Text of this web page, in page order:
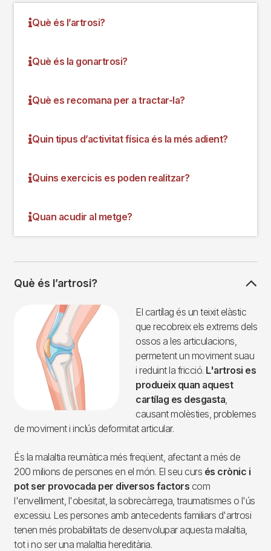
Què és l’artrosi?
Què és la gonartrosi?
Què es recomana per a tractar-la?
Quin tipus d’activitat física és la més adient?
Quins exercicis es poden realitzar?
Quan acudir al metge?
Què és l’artrosi?
El cartílag és un teixit elàstic
que recobreix els extrems dels
ossos a les articulacions,
permetent un moviment suau
i reduint la fricció. L'artrosi es
produeix quan aquest
cartílag es desgasta
causant molèsties, problemes
de moviment i inclús deformitat articular.
És la malaltia reumàtica més freqüent, afectant a més de
200 milions de persones en el món. El seu curs és crònic i
pot ser provocada per diversos factors com
l'envelliment, l'obesitat, la sobrecàrrega, traumatismes o l'ús
excessiu. Les persones amb antecedents familiars d'artrosi
tenen més probabilitats de desenvolupar aquesta malaltia,
tot i no ser una malaltia hereditària.